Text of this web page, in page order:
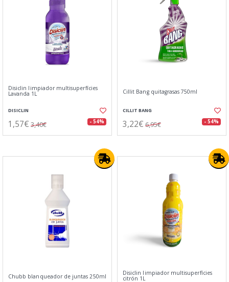
Disiclin limpiador multisuperfícies
Lavanda 1L
DISICLIN
1,57€ 3,40€ - 54%
Cillit Bang quitagrasas 750ml
CILLIT BANG
3,22€ 6,95€ - 54%
Chubb blanqueador de juntas 250ml Disiclin limpiador multisuperfícies
citrón 1L